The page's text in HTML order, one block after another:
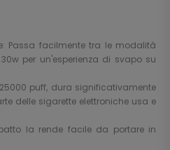
Passa facilmente tra le modalità
30w per un'esperienza di svapo su
puff, dura significativamente
delle sigarette elettroniche usa e
la rende facile da portare in